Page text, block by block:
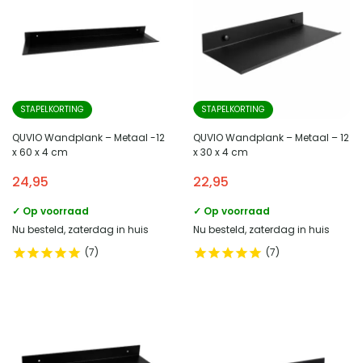
STAPELKORTING
QUVIO Wandplank – Metaal -12
x 60 x 4 cm
24,95
✓ Op voorraad
Nu besteld, zaterdag in huis
7
STAPELKORTING
QUVIO Wandplank – Metaal – 12
x 30 x 4 cm
22,95
✓ Op voorraad
Nu besteld, zaterdag in huis
7